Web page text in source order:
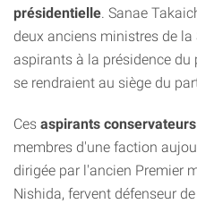
présidentielle. Sanae
deux anciens ministres de
aspirants à la présidence
se rendraient au siège du
Ces aspirants conservateurs
membres d'une faction
dirigée par l'ancien Premier
Nishida, fervent défenseur